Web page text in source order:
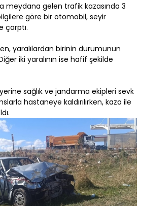
meydana gelen trafik kazasında 3
göre bir otomobil, seyir
çarptı.
yaralılardan birinin durumunun
iki yaralının ise hafif şekilde
sağlık ve jandarma ekipleri sevk
hastaneye kaldırılırken, kaza ile